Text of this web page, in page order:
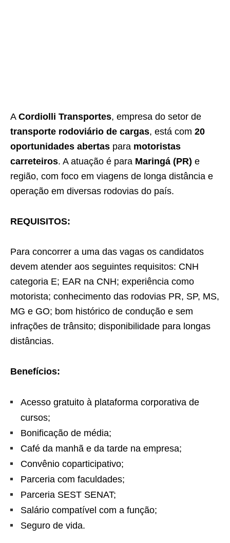
A Cordiolli Transportes, empresa do setor de
transporte rodoviário de cargas, está com 20
oportunidades abertas para motoristas
carreteiros. A atuação é para Maringá (PR) e
região, com foco em viagens de longa distância e
operação em diversas rodovias do país.
REQUISITOS:
Para concorrer a uma das vagas os candidatos
devem atender aos seguintes requisitos: CNH
categoria E; EAR na CNH; experiência como
motorista; conhecimento das rodovias PR, SP, MS,
MG e GO; bom histórico de condução e sem
infrações de trânsito; disponibilidade para longas
distâncias.
Benefícios:
Acesso gratuito à plataforma corporativa de
cursos;
Bonificação de média;
Café da manhã e da tarde na empresa;
Convênio coparticipativo;
Parceria com faculdades;
Parceria SEST SENAT;
Salário compatível com a função;
Seguro de vida.